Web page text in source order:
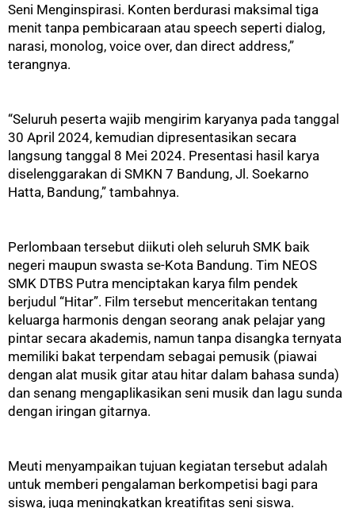
Seni Menginspirasi. Konten berdurasi maksimal tiga
menit tanpa pembicaraan atau speech seperti dialog,
narasi, monolog, voice over, dan direct address,”
terangnya.
“Seluruh peserta wajib mengirim karyanya pada tanggal
30 April 2024, kemudian dipresentasikan secara
langsung tanggal 8 Mei 2024. Presentasi hasil karya
diselenggarakan di SMKN 7 Bandung, Jl. Soekarno
Hatta, Bandung,” tambahnya.
Perlombaan tersebut diikuti oleh seluruh SMK baik
negeri maupun swasta se-Kota Bandung. Tim NEOS
SMK DTBS Putra menciptakan karya film pendek
berjudul “Hitar”. Film tersebut menceritakan tentang
keluarga harmonis dengan seorang anak pelajar yang
pintar secara akademis, namun tanpa disangka ternyata
memiliki bakat terpendam sebagai pemusik (piawai
dengan alat musik gitar atau hitar dalam bahasa sunda)
dan senang mengaplikasikan seni musik dan lagu sunda
dengan iringan gitarnya.
Meuti menyampaikan tujuan kegiatan tersebut adalah
untuk memberi pengalaman berkompetisi bagi para
siswa, juga meningkatkan kreatifitas seni siswa.